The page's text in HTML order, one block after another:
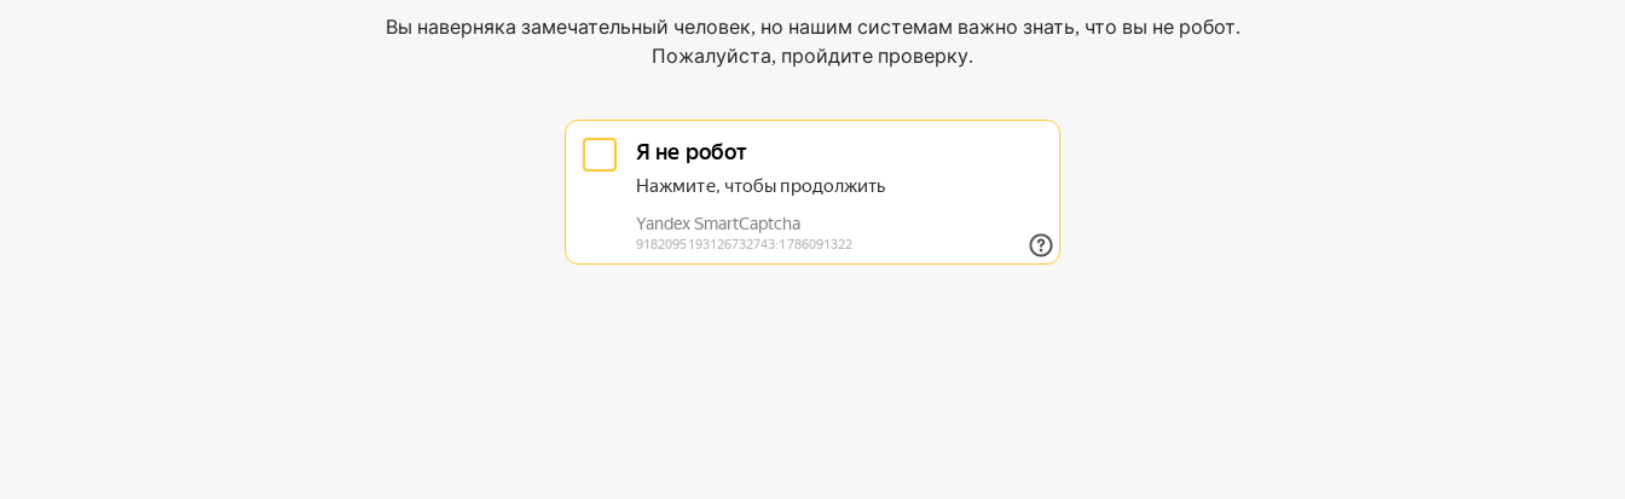
Вы наверняка замечательный человек, но нашим системам важно знать, что вы не робот.
Пожалуйста, пройдите проверку.